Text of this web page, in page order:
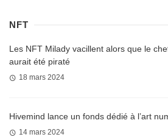
NFT
Les NFT Milady vacillent alors que le
aurait été piraté
18 mars 2024
Hivemind lance un fonds dédié à l’art
14 mars 2024